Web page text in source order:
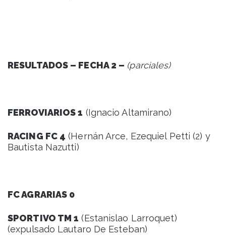
RESULTADOS – FECHA 2 – (parciales)
FERROVIARIOS 1 (Ignacio Altamirano)
RACING FC 4 (Hernán Arce, Ezequiel Petti (2) y
Bautista Nazutti)
FC AGRARIAS 0
SPORTIVO TM 1 (Estanislao Larroquet)
(expulsado Lautaro De Esteban)